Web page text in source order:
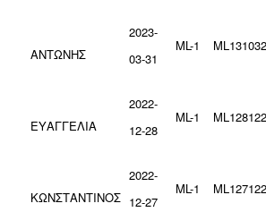
ΑΝΤΩΝΗΣ
2023-
03-31
ML-1
ΕΥΑΓΓΕΛΙΑ
2022-
12-28
ML-1
ΚΩΝΣΤΑΝΤΙΝΟΣ
2022-
12-27
ML-1